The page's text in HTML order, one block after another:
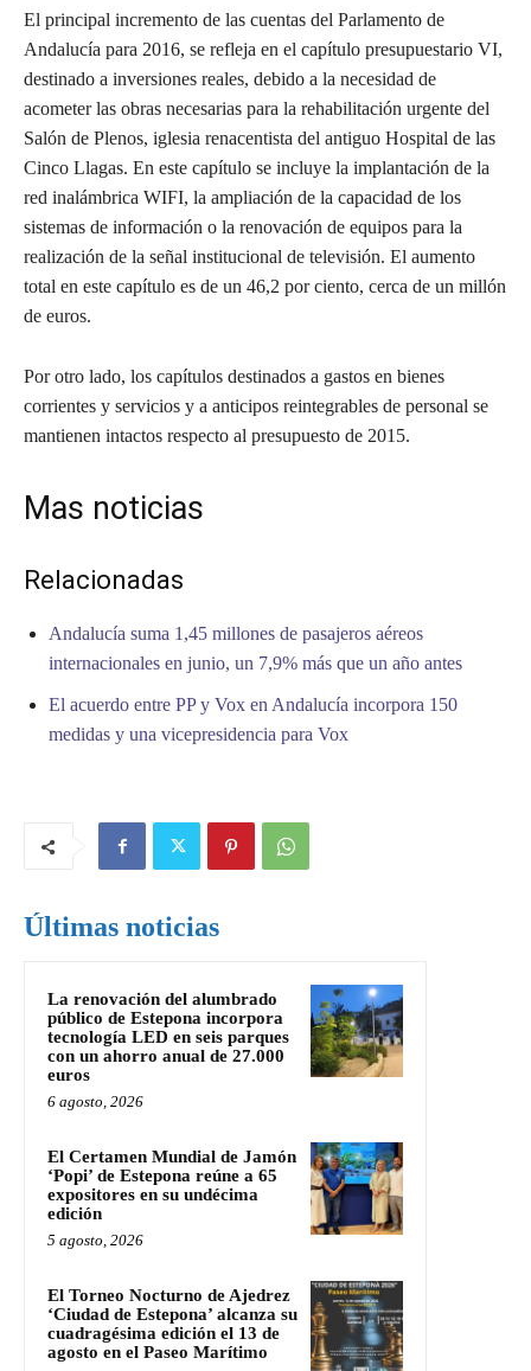
El principal incremento de las cuentas del Parlamento de
Andalucía para 2016, se refleja en el capítulo presupuestario VI,
destinado a inversiones reales, debido a la necesidad de
acometer las obras necesarias para la rehabilitación urgente del
Salón de Plenos, iglesia renacentista del antiguo Hospital de las
Cinco Llagas. En este capítulo se incluye la implantación de la
red inalámbrica WIFI, la ampliación de la capacidad de los
sistemas de información o la renovación de equipos para la
realización de la señal institucional de televisión. El aumento
total en este capítulo es de un 46,2 por ciento, cerca de un millón
de euros.
Por otro lado, los capítulos destinados a gastos en bienes
corrientes y servicios y a anticipos reintegrables de personal se
mantienen intactos respecto al presupuesto de 2015.
Mas noticias
Relacionadas
Andalucía suma 1,45 millones de pasajeros aéreos
internacionales en junio, un 7,9% más que un año antes
El acuerdo entre PP y Vox en Andalucía incorpora 150
medidas y una vicepresidencia para Vox
Últimas noticias
La renovación del alumbrado
público de Estepona incorpora
tecnología LED en seis parques
con un ahorro anual de 27.000
euros
6 agosto, 2026
El Certamen Mundial de Jamón
‘Popi’ de Estepona reúne a 65
expositores en su undécima
edición
5 agosto, 2026
El Torneo Nocturno de Ajedrez
‘Ciudad de Estepona’ alcanza su
cuadragésima edición el 13 de
agosto en el Paseo Marítimo